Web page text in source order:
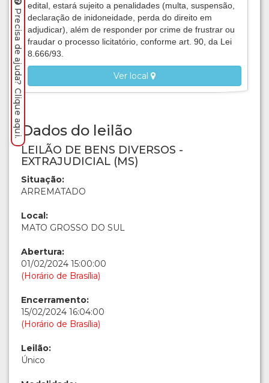
edital, estará sujeito a penalidades (multa, suspensão,
declaração de inidoneidade, perda do direito em
adjudicar), além de responder por crime de frustrar ou
fraudar o processo licitatório, conforme art. 90, da Lei
8.666/93.
Ver local
Dados do leilão
LEILÃO DE BENS DIVERSOS -
EXTRAJUDICIAL (MS)
Situação:
ARREMATADO
Local:
MATO GROSSO DO SUL
Abertura:
01/02/2024 15:00:00
(Horário de Brasília)
Encerramento:
15/02/2024 16:04:00
(Horário de Brasília)
Leilão:
Único
Precisa de ajuda? Clique aqui.